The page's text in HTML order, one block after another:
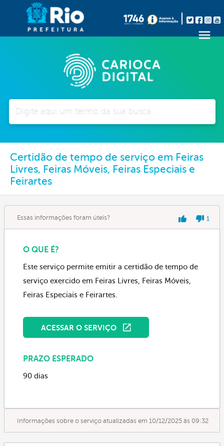
Certidão de tempo de serviço em Feiras
Livres, Feiras Móveis, Feiras Especiais e
Feirartes
Essas informações foram úteis? 1
O QUE É?
Este serviço permite emitir a certidão de tempo de
serviço exercido em Feiras Livres, Feiras Móveis,
Feiras Especiais e Feirartes.
ACESSAR O SERVIÇO
PRAZO ESPERADO
90 dias
Informações sobre o serviço atualizadas em 10/12/2025 às 09:32